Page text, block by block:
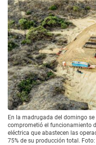
En la madrugada del domingo
comprometió el funcionamiento
eléctrica que abastecen las
75% de su producción total. Foto: